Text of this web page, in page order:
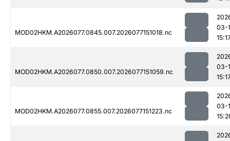
MOD02HKM.A2026077.0845.007.2026077151018.nc
03-
MOD02HKM.A2026077.0850.007.2026077151059.nc
03-
MOD02HKM.A2026077.0855.007.2026077151223.nc
03-